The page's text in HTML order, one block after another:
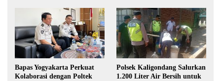
Bapas Yogyakarta Perkuat
Kolaborasi dengan Poltek
Polsek Kaligondang Salurkan
1.200 Liter Air Bersih untuk